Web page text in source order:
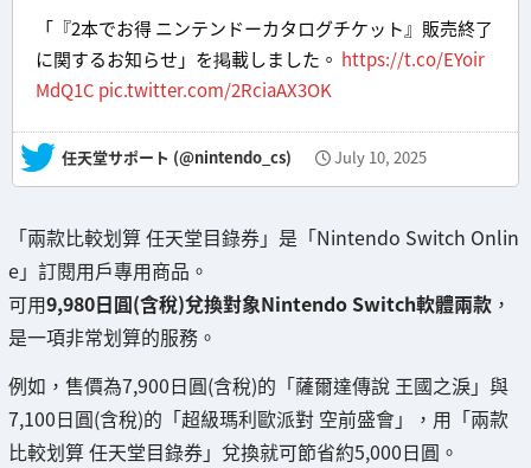
「『2本でお得 ニンテンドーカタログチケット』販売終了
に関するお知らせ」を掲載しました。 https://t.co/EYoir
MdQ1C pic.twitter.com/2RciaAX3OK
— 任天堂サポート (@nintendo_cs) July 10, 2025
「兩款比較划算 任天堂目錄券」是「Nintendo Switch Onlin
e」訂閱用戶專用商品。
可用9,980日圓(含稅)兌換對象Nintendo Switch軟體兩款 ，
是一項非常划算的服務。
例如，售價為7,900日圓(含稅)的「薩爾達傳說 王國之淚」與
7,100日圓(含稅)的「超級瑪利歐派對 空前盛會」，用「兩款
比較划算 任天堂目錄券」兌換就可節省約5,000日圓。